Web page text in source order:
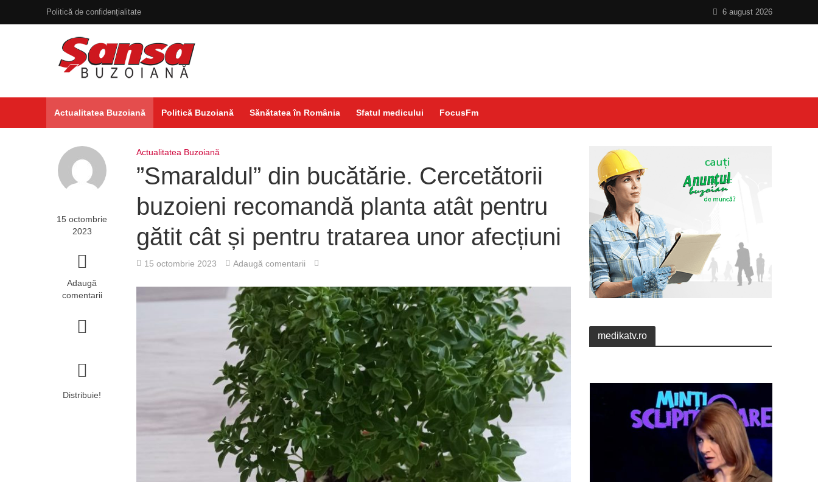
Politică de confidențialitate 6 august 2026
Actualitatea Buzoiană Politică Buzoiană Sănătatea în România Sfatul medicului FocusFm
15 octombrie
2023
Adaugă
comentarii
Distribuie!
Actualitatea Buzoiană
”Smaraldul” din bucătărie. Cercetătorii
buzoieni recomandă planta atât pentru
gătit cât și pentru tratarea unor afecțiuni
15 octombrie 2023 Adaugă comentarii
medikatv.ro